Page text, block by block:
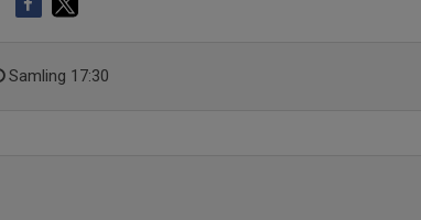
Samling 17:30